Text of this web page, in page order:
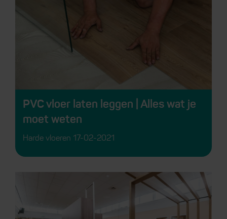
PVC vloer laten leggen | Alles wat je
moet weten
Harde vloeren 17-02-2021